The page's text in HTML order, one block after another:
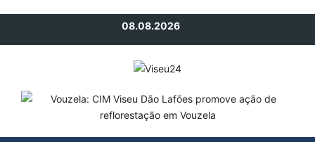
08.08.2026